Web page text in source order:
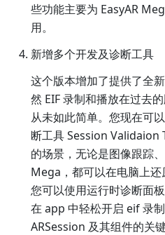
些功能主要为 EasyAR
用。
新增多个开发及诊断工具
这个版本增加了提供了全
然 EIF 录制和播放在过去
从未如此简单。您现在可
断工具 Session Validaion
的场景，无论是图像跟踪
Mega，都可以在电脑上
您可以使用运行时诊断面
在 app 中轻松开启 eif 录
ARSession 及其组件的关